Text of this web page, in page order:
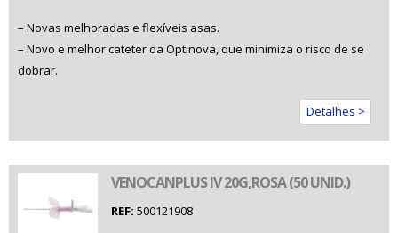
– Novas melhoradas e flexíveis asas.
– Novo e melhor cateter da Optinova, que minimiza o risco de se
dobrar.
Detalhes >
VENOCANPLUS IV 20G,ROSA (50 UNID.)
REF: 500121908